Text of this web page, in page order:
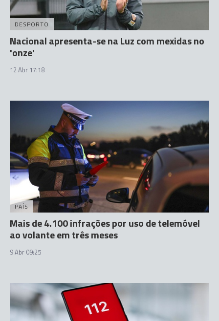
DESPORTO
Nacional apresenta-se na Luz com mexidas no
'onze'
12 Abr 17:18
PAÍS
Mais de 4.100 infrações por uso de telemóvel
ao volante em três meses
9 Abr 09:25